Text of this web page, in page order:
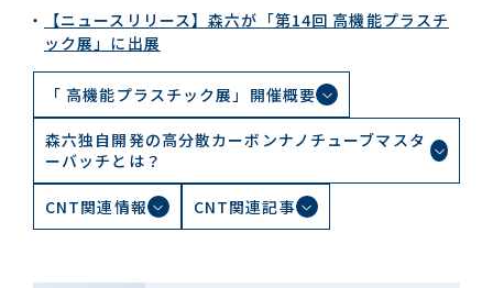
おすすめキーワード
#会社概要
#森六って何？
【ニュースリリース】森六が「第14回 高機能プラスチ
ック展」に出展
「 高機能プラスチック展」開催概要
森六独自開発の高分散カーボンナノチューブマスタ
ーバッチとは？
CNT関連情報 CNT関連記事